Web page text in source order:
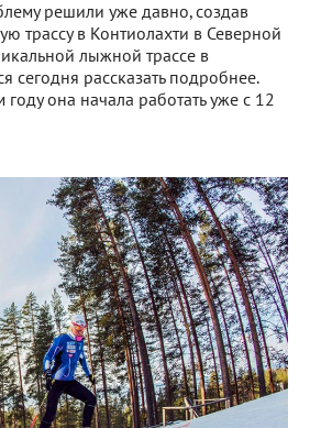
решили уже давно, создав
трассу в Контиолахти в Северной
лыжной трассе в
сегодня рассказать подробнее.
году она начала работать уже с 12